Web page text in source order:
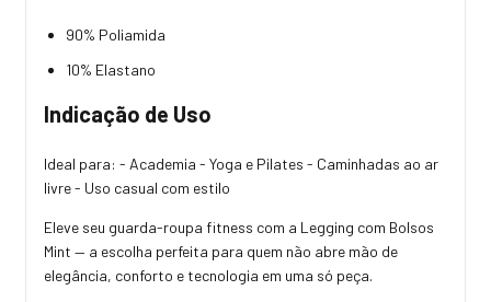
90% Poliamida
10% Elastano
Indicação de Uso
Ideal para: - Academia - Yoga e Pilates - Caminhadas ao ar
livre - Uso casual com estilo
Eleve seu guarda-roupa fitness com a Legging com Bolsos
Mint — a escolha perfeita para quem não abre mão de
elegância, conforto e tecnologia em uma só peça.